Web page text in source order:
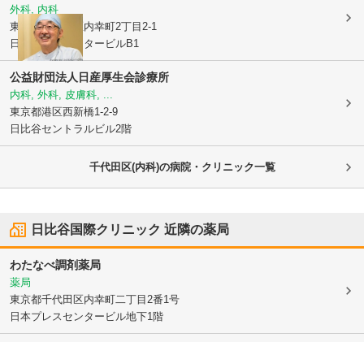
外科, 内科
東京都千代田区 内幸町2丁目2-1
日本プレスセンタービルB1
公益財団法人 日産厚生会診療所
内科, 外科, 皮膚科, ...
東京都港区西新橋1-2-9
日比谷セントラルビル2階
千代田区(内科)の病院・クリニック一覧
日比谷国際クリニック 近隣の薬局
わたなべ調剤薬局
薬局
東京都千代田区内幸町二丁目2番1号
日本プレスセンタービル地下1階